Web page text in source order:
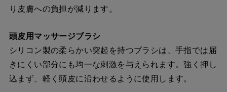
り皮膚への負担が減ります。
頭皮用マッサージブラシ
シリコン製の柔らかい突起を持つブラシは、手指では届
きにくい部分にも均一な刺激を与えられます。強く押し
込まず、軽く頭皮に沿わせるように使用します。